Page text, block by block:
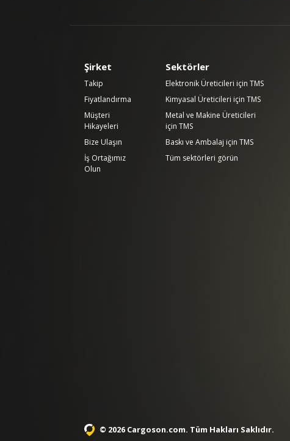
Şirket
Takip
Fiyatlandırma
Müşteri
Hikayeleri
Bize Ulaşın
İş Ortağımız
Olun
Sektörler
Elektronik Üreticileri için TMS
Kimyasal Üreticileri için TMS
Metal ve Makine Üreticileri
için TMS
Baskı ve Ambalaj için TMS
Tüm sektörleri görün
© 2026 Cargoson.com. Tüm Hakları Saklıdır.